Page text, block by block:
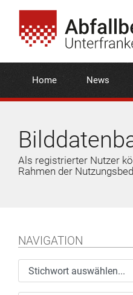
Home News
Als registrierter Nutzer
Rahmen der
NAVIGATION